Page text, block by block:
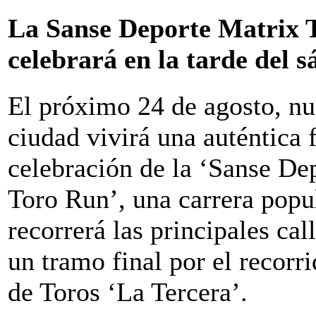
La Sanse Deporte Matrix
celebrará en la tarde del
El próximo 24 de agosto,
ciudad vivirá una auténtica
celebración de la ‘Sanse
Toro Run’, una carrera
recorrerá las principales
un tramo final por el
de Toros ‘La Tercera’.